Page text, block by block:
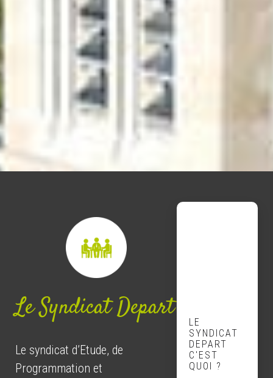
Le Syndicat Depart
Le syndicat d’Etude, de
Programmation et
LE
SYNDICAT
DEPART
C'EST
QUOI ?